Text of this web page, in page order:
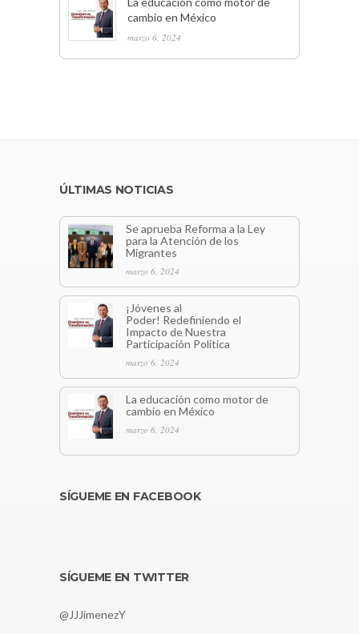
cambio en México
marzo 6, 2024
ÚLTIMAS NOTICIAS
Se aprueba Reforma a la Ley
para la Atención de los
Migrantes
marzo 6, 2024
¡Jóvenes al
Poder! Redefiniendo el
Impacto de Nuestra
Participación Política
marzo 6, 2024
La educación como motor de
cambio en México
marzo 6, 2024
SÍGUEME EN FACEBOOK
SÍGUEME EN TWITTER
@JJJimenezY